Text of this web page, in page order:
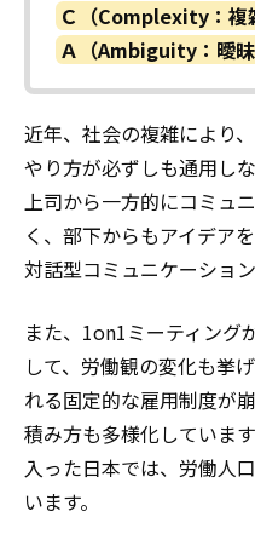
Ｃ（Complexity：複
Ａ（Ambiguity：曖昧
近年、社会の複雑により
やり方が必ずしも通用し
上司から一方的にコミュ
く、部下からもアイデア
対話型コミュニケーショ
また、1on1ミーティング
して、労働観の変化も挙
れる固定的な雇用制度が
積み方も多様化していま
入った日本では、労働人
います。